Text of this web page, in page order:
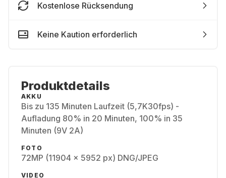
Kostenlose Rücksendung
Keine Kaution erforderlich
Produktdetails
AKKU
Bis zu 135 Minuten Laufzeit (5,7K30fps) -
Aufladung 80% in 20 Minuten, 100% in 35
Minuten (9V 2A)
FOTO
72MP (11904 x 5952 px) DNG/JPEG
VIDEO